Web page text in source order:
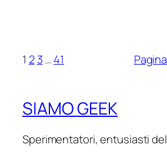
1 2 3… 41
SIAMO GEEK
Sperimentatori, entusiasti